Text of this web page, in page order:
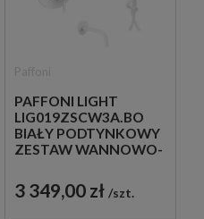
PAFFONI LIGHT
LIG019ZSCW3A.BO
BIAŁY PODTYNKOWY
ZESTAW WANNOWO-
WYLEWKĄ
3 349,00 zł szt.